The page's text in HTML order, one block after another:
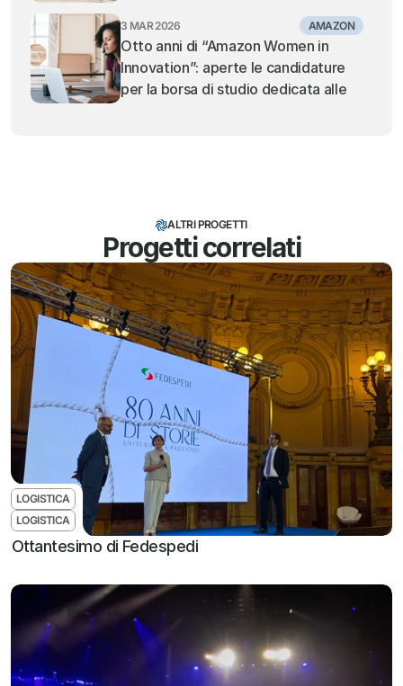
3 MAR 2026 AMAZON
Otto anni di “Amazon Women in
Innovation”: aperte le candidature
per la borsa di studio dedicata alle
ALTRI PROGETTI
Progetti correlati
LOGISTICA
LOGISTICA
Ottantesimo di Fedespedi